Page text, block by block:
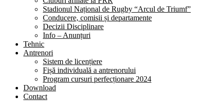
Stadionul Național de Rugby “Arcul de Triumf”
Conducere, comisii și departamente
Decizii Disciplinare
Info – Anunțuri
Tehnic
Antrenori
Sistem de licențiere
Fișă individuală a antrenorului
Program cursuri perfecționare 2024
Download
Contact